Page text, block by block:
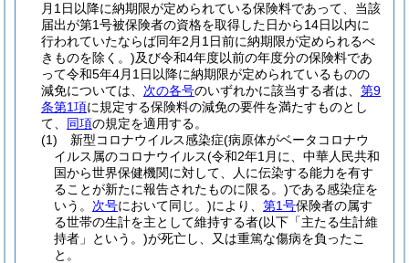
月1日以降に納期限が定められている保険料であって、当該
届出が第1号被保険者の資格を取得した日から14日以内に
行われていたならば同年2月1日前に納期限が定められるべ
きものを除く。)及び令和4年度以前の年度分の保険料であ
って令和5年4月1日以降に納期限が定められているものの
減免については、 次の各号のいずれかに該当する者は、 第9
条第1項に規定する保険料の減免の要件を満たすものとし
て、 同項の規定を適用する。
(1)
新型コロナウイルス感染症(病原体がベータコロナウ
イルス属のコロナウイルス(令和2年1月に、中華人民共和
国から世界保健機関に対して、人に伝染する能力を有す
ることが新たに報告されたものに限る。)である感染症を
いう。 次号において同じ。)により、 第1号保険者の属す
る世帯の生計を主として維持する者(以下「主たる生計維
持者」という。)が死亡し、又は重篤な傷病を負ったこ
と。